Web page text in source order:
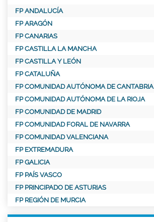
FP ANDALUCÍA
FP ARAGÓN
FP CANARIAS
FP CASTILLA LA MANCHA
FP CASTILLA Y LEÓN
FP CATALUÑA
FP COMUNIDAD AUTÓNOMA DE CANTABRIA
FP COMUNIDAD AUTÓNOMA DE LA RIOJA
FP COMUNIDAD DE MADRID
FP COMUNIDAD FORAL DE NAVARRA
FP COMUNIDAD VALENCIANA
FP EXTREMADURA
FP GALICIA
FP PAÍS VASCO
FP PRINCIPADO DE ASTURIAS
FP REGIÓN DE MURCIA